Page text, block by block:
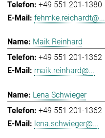
+49 551 201-1380
fehmke.reichardt@...
Maik Reinhard
+49 551 201-1362
maik.reinhard@...
Lena Schwieger
+49 551 201-1362
lena.schwieger@...